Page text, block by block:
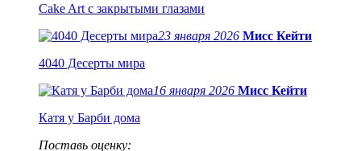
Cake Art с закрытыми глазами
23 января 2026 Мисс Кейти
4040 Десерты мира
16 января 2026 Мисс Кейти
Катя у Барби дома
Поставь оценку: